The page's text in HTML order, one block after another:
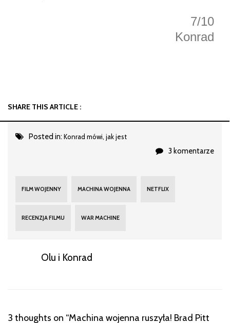
7/10
Konrad
SHARE THIS ARTICLE :
Posted in: Konrad mówi, jak jest
3 komentarze
FILM WOJENNY MACHINA WOJENNA NETFLIX
RECENZJA FILMU WAR MACHINE
Olu i Konrad
3 thoughts on “Machina wojenna ruszyła! Brad Pitt